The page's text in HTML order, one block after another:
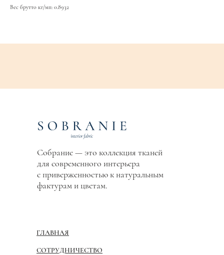
Вес брутто кг/мп: 0.8932
Собрание — это коллекция тканей
для современного интерьера
с приверженностью к натуральным
фактурам и цветам.
ГЛАВНАЯ
СОТРУДНИЧЕСТВО